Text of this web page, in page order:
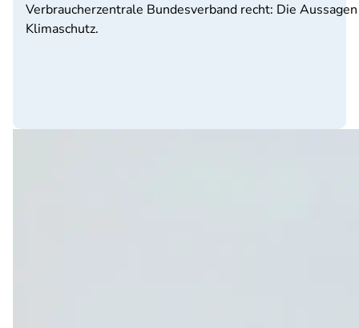
Verbraucherzentrale Bundesverband recht: Die
Klimaschutz.